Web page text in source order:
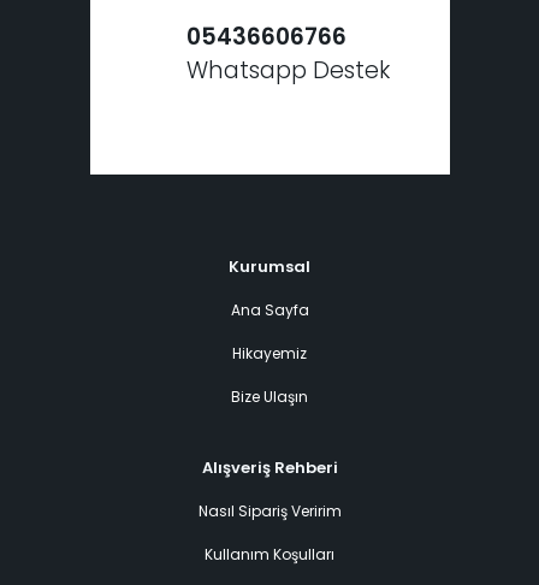
05436606766
Whatsapp Destek
Kurumsal
Ana Sayfa
Hikayemiz
Bize Ulaşın
Alışveriş Rehberi
Nasıl Sipariş Veririm
Kullanım Koşulları